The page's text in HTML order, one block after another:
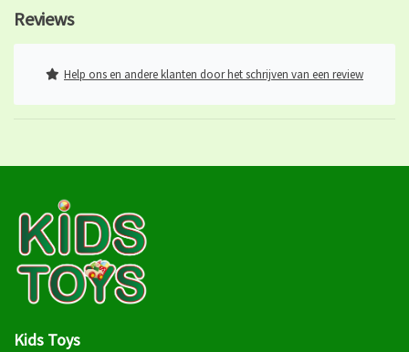
Reviews
Help ons en andere klanten door het schrijven van een review
Kids Toys